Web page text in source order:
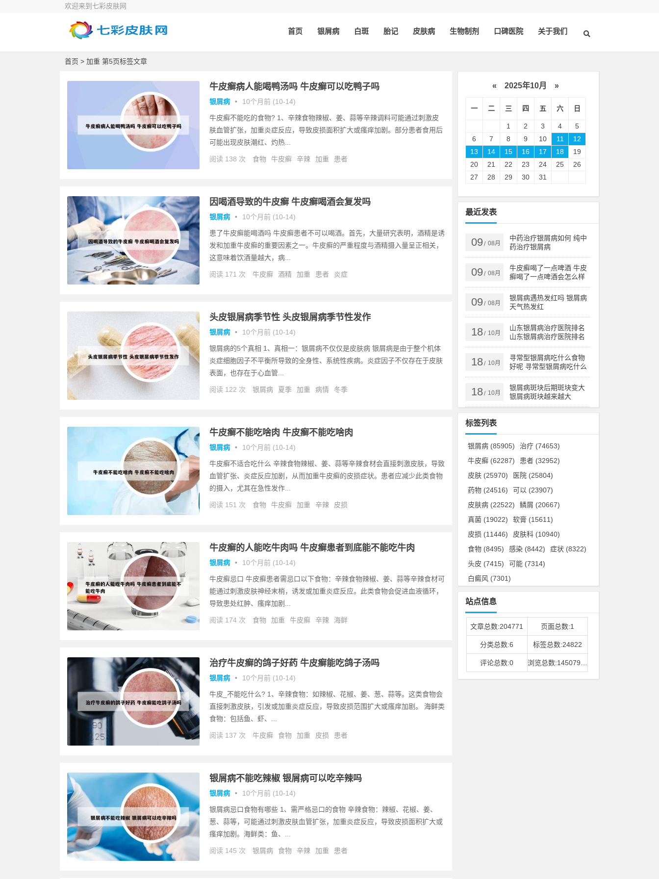
欢迎来到七彩皮肤网
首页 银屑病 白斑 胎记 皮肤病 生物制剂 口碑医院 关于我们
首页 > 加重 第5页标签文章
牛皮癣病人能喝鸭汤吗 牛皮癣可以吃鸭子吗
银屑病 • 10个月前 (10-14)
牛皮癣不能吃的食物? 1、辛辣食物辣椒、姜、蒜等辛辣调料可能通过刺激皮
肤血管扩张，加重炎症反应，导致皮损面积扩大或瘙痒加剧。部分患者食用后
可能出现皮肤潮红、灼热...
阅读 138 次 食物 牛皮癣 辛辣 加重 患者
因喝酒导致的牛皮癣 牛皮癣喝酒会复发吗
银屑病 • 10个月前 (10-14)
患了牛皮癣能喝酒吗 牛皮癣患者不可以喝酒。首先，大量研究表明，酒精是诱
发和加重牛皮癣的重要因素之一。牛皮癣的严重程度与酒精摄入量呈正相关，
这意味着饮酒量越大，病...
阅读 171 次 牛皮癣 酒精 加重 患者 炎症
头皮银屑病季节性 头皮银屑病季节性发作
银屑病 • 10个月前 (10-14)
银屑病的5个真相 1、真相一：银屑病不仅仅是皮肤病 银屑病是由于整个机体
炎症细胞因子不平衡所导致的全身性、系统性疾病。炎症因子不仅存在于皮肤
表面，也存在于心血管...
阅读 122 次 银屑病 夏季 加重 病情 冬季
牛皮癣不能吃啥肉 牛皮癣不能吃啥肉
银屑病 • 10个月前 (10-14)
牛皮癣不适合吃什么 辛辣食物辣椒、姜、蒜等辛辣食材会直接刺激皮肤，导致
血管扩张、炎症反应加剧，从而加重牛皮癣的皮损症状。患者应减少此类食物
的摄入，尤其在急性发作...
阅读 151 次 食物 牛皮癣 加重 辛辣 皮损
牛皮癣的人能吃牛肉吗 牛皮癣患者到底能不能吃牛肉
银屑病 • 10个月前 (10-14)
牛皮癣忌口 牛皮癣患者需忌口以下食物：辛辣食物辣椒、姜、蒜等辛辣食材可
能通过刺激皮肤神经末梢，诱发或加重炎症反应。此类食物会促进血液循环，
导致患处红肿、瘙痒加剧...
阅读 174 次 食物 加重 牛皮癣 辛辣 海鲜
治疗牛皮癣的鸽子好药 牛皮癣能吃鸽子汤吗
银屑病 • 10个月前 (10-14)
牛皮_不能吃什么? 1、辛辣食物：如辣椒、花椒、姜、葱、蒜等。这类食物会
直接刺激皮肤，引发或加重炎症反应，导致皮损范围扩大或瘙痒加剧。 海鲜类
食物：包括鱼、虾、...
阅读 137 次 牛皮癣 食物 加重 皮损 患者
银屑病不能吃辣椒 银屑病可以吃辛辣吗
银屑病 • 10个月前 (10-14)
银屑病忌口食物有哪些 1、需严格忌口的食物 辛辣食物：辣椒、花椒、姜、
葱、蒜等，可能通过刺激皮肤血管扩张，加重炎症反应，导致皮损面积扩大或
瘙痒加剧。海鲜类：鱼、...
阅读 145 次 银屑病 食物 辛辣 加重 患者
« 2025年10月 »
一 二 三 四 五 六 日
1 2 3 4
5
6
7 8 9 10 11
12
13
14 15 16 17 18
19
20
21 22 23 24 25
26
27
28 29 30 31
最近发表
09/ 08月
中药治疗银屑病如何 纯中
药治疗银屑病
09/ 08月
牛皮癣喝了一点啤酒 牛皮
癣喝了一点啤酒会怎么样
09/ 08月
银屑病遇热发红吗 银屑病
天气热发红
18/ 10月
山东银屑病治疗医院排名
山东银屑病治疗医院排名
榜
18/ 10月
寻常型银屑病吃什么食物
好呢 寻常型银屑病吃什么
药效果好
18/ 10月
银屑病斑块后期斑块变大
银屑病斑块越来越大
标签列表
银屑病 (85905) 治疗 (74653)
牛皮癣 (62287) 患者 (32952)
皮肤 (25970) 医院 (25804)
药物 (24516) 可以 (23907)
皮肤病 (22522) 鳞屑 (20667)
真菌 (19022) 软膏 (15611)
皮损 (11446) 皮肤科 (10940)
食物 (8495) 感染 (8442) 症状 (8322)
头皮 (7415) 可能 (7314)
白癜风 (7301)
站点信息
文章总数:204771 页面总数:1
分类总数:6 标签总数:24822
评论总数:0